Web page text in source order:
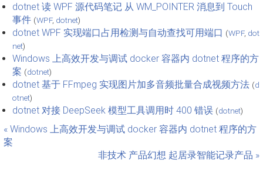
dotnet 读 WPF 源代码笔记 从 WM_POINTER 消息到 Touch
事件 (WPF, dotnet)
dotnet WPF 实现端口占用检测与自动查找可用端口 (WPF, dot
net)
Windows 上高效开发与调试 docker 容器内 dotnet 程序的方
案 (dotnet)
dotnet 基于 FFmpeg 实现图片加多音频批量合成视频方法 (d
otnet)
dotnet 对接 DeepSeek 模型工具调用时 400 错误 (dotnet)
« Windows 上高效开发与调试 docker 容器内 dotnet 程序的方
案
非技术 产品幻想 起居录智能记录产品 »